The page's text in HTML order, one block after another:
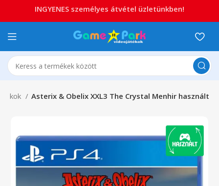
Asterix & Obelix XXL3 The Crystal Menhir használt
INGYENES személyes átvétel üzletünkben!